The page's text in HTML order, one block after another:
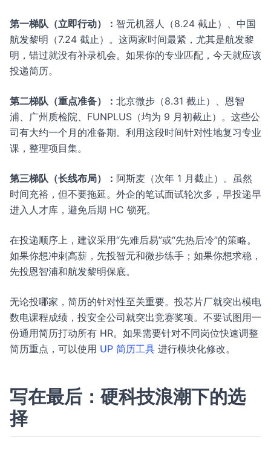
第一梯队（立即行动）： 智元机器人（8.24 截止）、中国
航发黎明（7.24 截止）。这两家时间最紧，尤其是航发黎
明，错过就没有补录机会。如果你的专业匹配，今天就应该
投递简历。
第二梯队（重点准备）： 北京微步（8.31 截止）、恩智
浦、广州质检院、FUNPLUS（均为 9 月初截止）。这些公
司有大约一个月的准备期。利用这段时间针对性地复习专业
课，整理项目集。
第三梯队（长线布局）： 阿斯麦（次年 1 月截止）。虽然
时间充裕，但不要拖延。外企的笔试面试轮次多，早投递早
进入人才库，避免后期 HC 锁死。
在投递顺序上，建议采用“先难后易”或“先热后冷”的策略。
如果你想冲刺高薪，先投智元和微步练手；如果你想求稳，
先投恩智浦和航发黎明保底。
无论投哪家，简历的针对性至关重要。投芯片厂就突出模电
数电课程成绩，投安全公司就突出竞赛奖项。不要试图用一
份通用简历打动所有 HR。如果需要针对不同岗位快速调整
简历重点，可以使用 UP 简历工具 进行模块化修改。
写在最后：硬科技浪潮下的选
择